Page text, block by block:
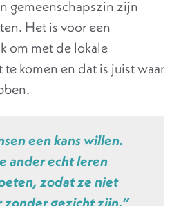
gemeenschapszin zijn
Het is voor een
om met de lokale
komen en dat is juist waar
een kans willen.
ander echt leren
zodat ze niet